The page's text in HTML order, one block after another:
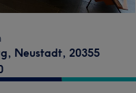
, Neustadt, 20355